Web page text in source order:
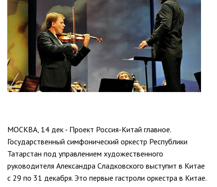
МОСКВА, 14 дек - Проект Россия-Китай главное.
Государственный симфонический оркестр Республики
Татарстан под управлением художественного
руководителя Александра Сладковского выступит в Китае
с 29 по 31 декабря. Это первые гастроли оркестра в Китае.